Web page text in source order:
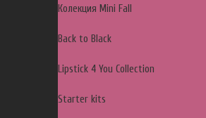
Колекция Mini Fall
Back to Black
Lipstick 4 You Collection
Starter kits